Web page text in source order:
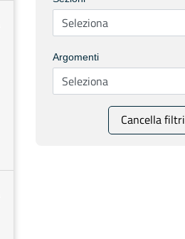
Argomenti
Cancella filtri